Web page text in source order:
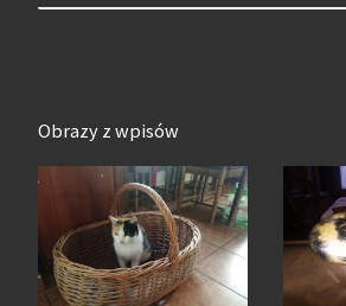
Obrazy z wpisów